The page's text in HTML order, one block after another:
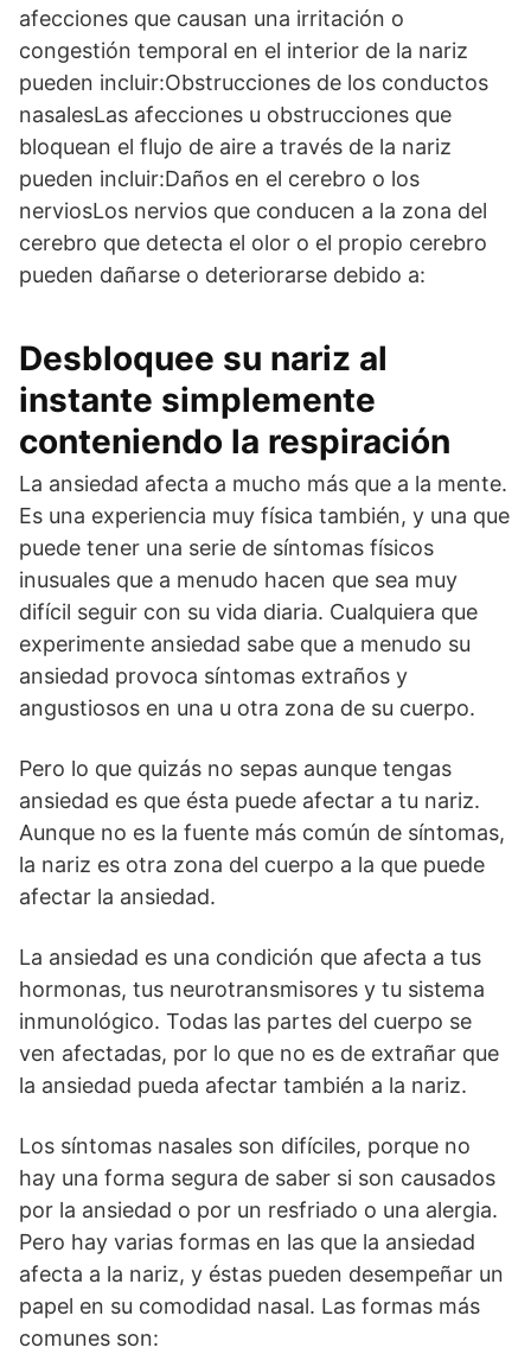
afecciones que causan una irritación o
congestión temporal en el interior de la nariz
pueden incluir:Obstrucciones de los conductos
nasalesLas afecciones u obstrucciones que
bloquean el flujo de aire a través de la nariz
pueden incluir:Daños en el cerebro o los
nerviosLos nervios que conducen a la zona del
cerebro que detecta el olor o el propio cerebro
pueden dañarse o deteriorarse debido a:
Desbloquee su nariz al
instante simplemente
conteniendo la respiración
La ansiedad afecta a mucho más que a la mente.
Es una experiencia muy física también, y una que
puede tener una serie de síntomas físicos
inusuales que a menudo hacen que sea muy
difícil seguir con su vida diaria. Cualquiera que
experimente ansiedad sabe que a menudo su
ansiedad provoca síntomas extraños y
angustiosos en una u otra zona de su cuerpo.
Pero lo que quizás no sepas aunque tengas
ansiedad es que ésta puede afectar a tu nariz.
Aunque no es la fuente más común de síntomas,
la nariz es otra zona del cuerpo a la que puede
afectar la ansiedad.
La ansiedad es una condición que afecta a tus
hormonas, tus neurotransmisores y tu sistema
inmunológico. Todas las partes del cuerpo se
ven afectadas, por lo que no es de extrañar que
la ansiedad pueda afectar también a la nariz.
Los síntomas nasales son difíciles, porque no
hay una forma segura de saber si son causados
por la ansiedad o por un resfriado o una alergia.
Pero hay varias formas en las que la ansiedad
afecta a la nariz, y éstas pueden desempeñar un
papel en su comodidad nasal. Las formas más
comunes son: